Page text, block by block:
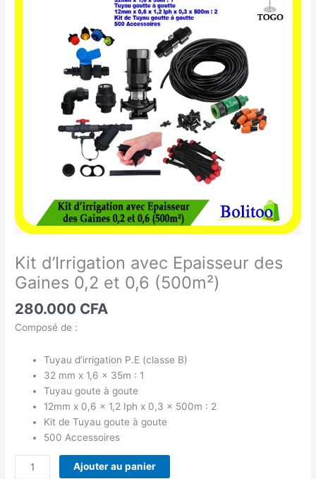
Kit d’Irrigation avec Epaisseur des
Gaines 0,2 et 0,6 (500m²)
280.000 CFA
Composé de :
Tuyau d’irrigation P.E (classe B)
32 mm x 1,6 x 35m : 1
Tuyau goute à goute
12mm x 0,6 x 1,2 Iph x 0,3 x 500m : 2
Kit de Tuyau goute à goute
500 Accessoires
Ajouter au panier